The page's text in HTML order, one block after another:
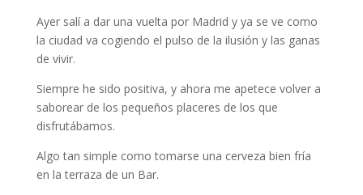
Ayer salí a dar una vuelta por Madrid y ya se ve como
la ciudad va cogiendo el pulso de la ilusión y las ganas
de vivir.
Siempre he sido positiva, y ahora me apetece volver a
saborear de los pequeños placeres de los que
disfrutábamos.
Algo tan simple como tomarse una cerveza bien fría
en la terraza de un Bar.